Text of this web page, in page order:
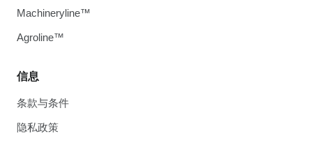
信息
条款与条件
隐私政策
Machineryline™
Agroline™